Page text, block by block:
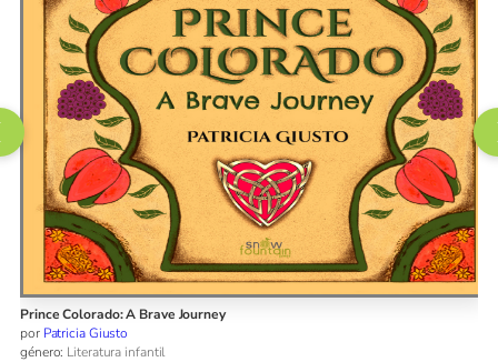
Colorado: A Brave Journey
Giusto
Literatura infantil